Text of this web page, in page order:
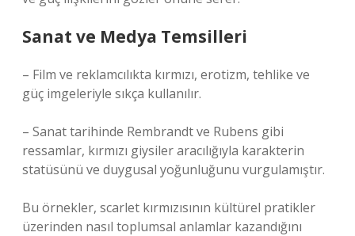
Sanat ve Medya Temsilleri
– Film ve reklamcılıkta kırmızı, erotizm, tehlike ve
güç imgeleriyle sıkça kullanılır.
– Sanat tarihinde Rembrandt ve Rubens gibi
ressamlar, kırmızı giysiler aracılığıyla karakterin
statüsünü ve duygusal yoğunluğunu vurgulamıştır.
Bu örnekler, scarlet kırmızısının kültürel pratikler
üzerinden nasıl toplumsal anlamlar kazandığını